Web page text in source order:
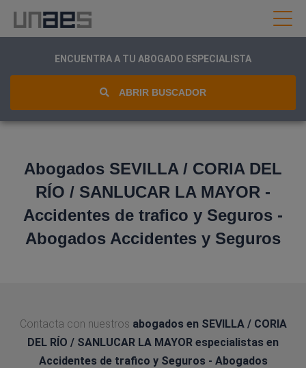
ENCUENTRA A TU ABOGADO ESPECIALISTA
ABRIR BUSCADOR
Abogados SEVILLA / CORIA DEL
RÍO / SANLUCAR LA MAYOR -
Accidentes de trafico y Seguros -
Abogados Accidentes y Seguros
Contacta con nuestros abogados en SEVILLA / CORIA
DEL RÍO / SANLUCAR LA MAYOR especialistas en
Accidentes de trafico y Seguros - Abogados